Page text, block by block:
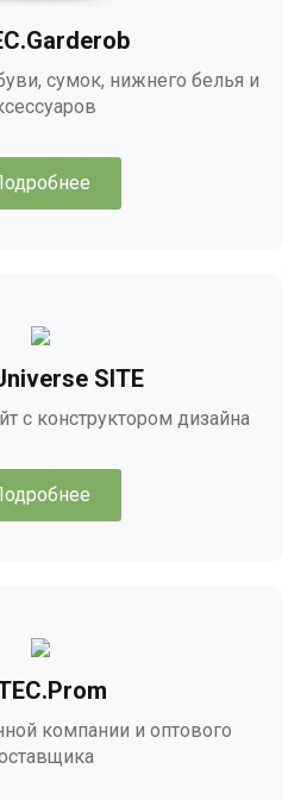
сумок, нижнего белья и
SITE
с конструктором дизайна
компании и оптового